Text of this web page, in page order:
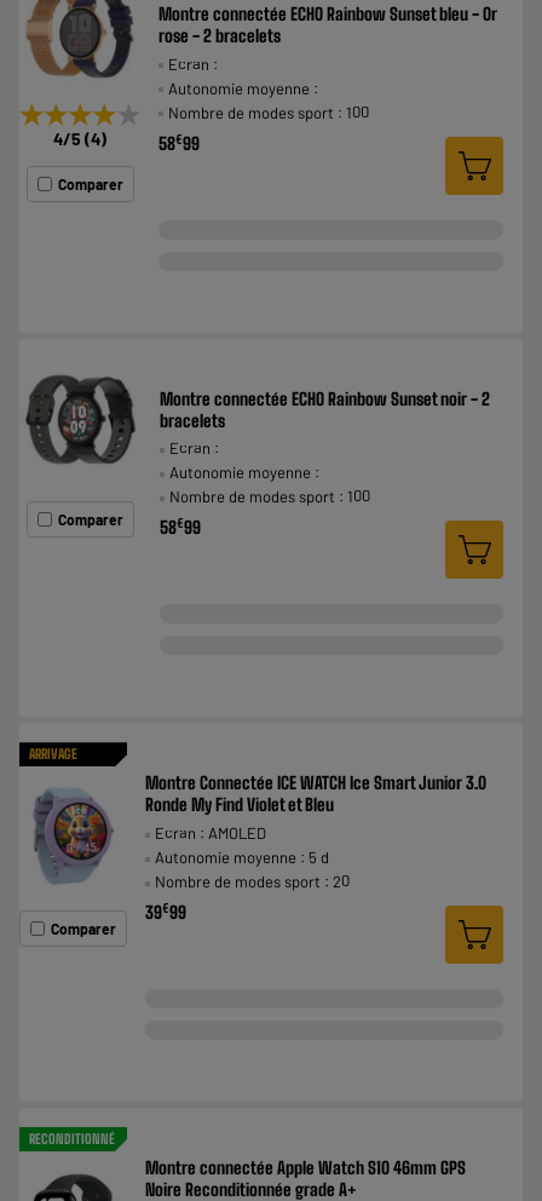
★★★★★
★★★★★
4/5 (4)
Comparer
Montre connectée ECHO Rainbow Sunset bleu - Or
rose - 2 bracelets
Ecran :
Autonomie moyenne :
Nombre de modes sport : 100
58€99
Comparer
Montre connectée ECHO Rainbow Sunset noir - 2
bracelets
Ecran :
Autonomie moyenne :
Nombre de modes sport : 100
58€99
ARRIVAGE
Comparer
Montre Connectée ICE WATCH Ice Smart Junior 3.0
Ronde My Find Violet et Bleu
Ecran : AMOLED
Autonomie moyenne : 5 d
Nombre de modes sport : 20
39€99
RECONDITIONNÉ
Montre connectée Apple Watch S10 46mm GPS
Noire Reconditionnée grade A+